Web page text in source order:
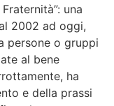
una
2002 ad oggi,
persone o gruppi
al bene
ha
e della prassi